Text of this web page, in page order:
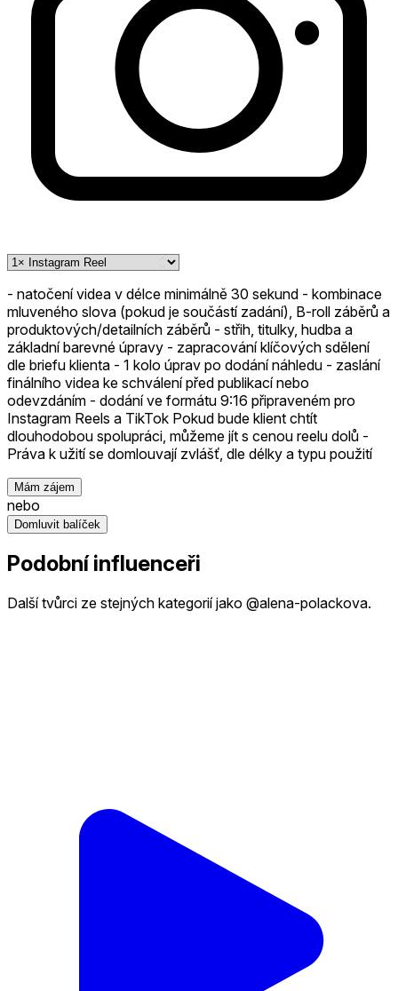
- natočení videa v délce minimálně 30 sekund - kombinace
mluveného slova (pokud je součástí zadání), B-roll záběrů a
produktových/detailních záběrů - střih, titulky, hudba a
základní barevné úpravy - zapracování klíčových sdělení
dle briefu klienta - 1 kolo úprav po dodání náhledu - zaslání
finálního videa ke schválení před publikací nebo
odevzdáním - dodání ve formátu 9:16 připraveném pro
Instagram Reels a TikTok Pokud bude klient chtít
dlouhodobou spolupráci, můžeme jít s cenou reelu dolů -
Práva k užití se domlouvají zvlášť, dle délky a typu použití
Mám zájem
nebo
Domluvit balíček
Podobní influenceři
Další tvůrci ze stejných kategorií jako @alena-polackova.